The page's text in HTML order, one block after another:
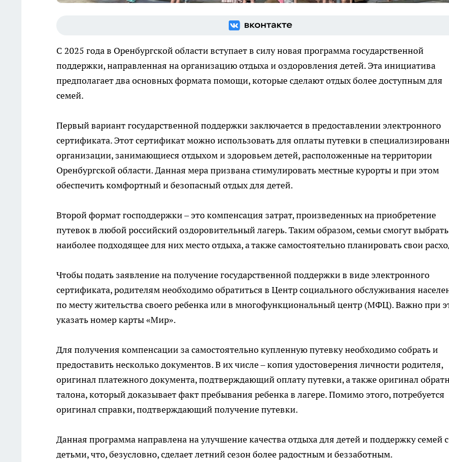
С 2025 года в Оренбургской области вступает в силу новая программа государственной
поддержки, направленная на организацию отдыха и оздоровления детей. Эта инициатива
предполагает два основных формата помощи, которые сделают отдых более доступным для
семей.
Первый вариант государственной поддержки заключается в предоставлении электронного
сертификата. Этот сертификат можно использовать для оплаты путевки в
организации, занимающиеся отдыхом и здоровьем детей, расположенные на территории
Оренбургской области. Данная мера призвана стимулировать местные курорты и при этом
обеспечить комфортный и безопасный отдых для детей.
Второй формат господдержки – это компенсация затрат, произведенных на приобретение
путевок в любой российский оздоровительный лагерь. Таким образом, семьи смогут выбрать
наиболее подходящее для них место отдыха, а также самостоятельно планировать свои
Чтобы подать заявление на получение государственной поддержки в виде электронного
сертификата, родителям необходимо обратиться в Центр социального обслуживания
по месту жительства своего ребенка или в многофункциональный центр (МФЦ). Важно при
указать номер карты «Мир».
Для получения компенсации за самостоятельно купленную путевку необходимо собрать и
предоставить несколько документов. В их числе – копия удостоверения личности родителя,
оригинал платежного документа, подтверждающий оплату путевки, а также оригинал
талона, который доказывает факт пребывания ребенка в лагере. Помимо этого, потребуется
оригинал справки, подтверждающий получение путевки.
Данная программа направлена на улучшение качества отдыха для детей и поддержку семей с
детьми, что, безусловно, сделает летний сезон более радостным и беззаботным.